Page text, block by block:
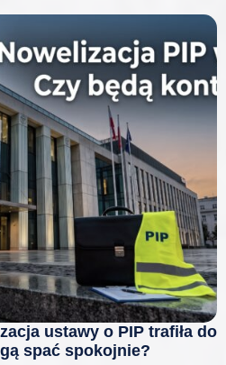
ustawy o PIP trafiła do
spać spokojnie?